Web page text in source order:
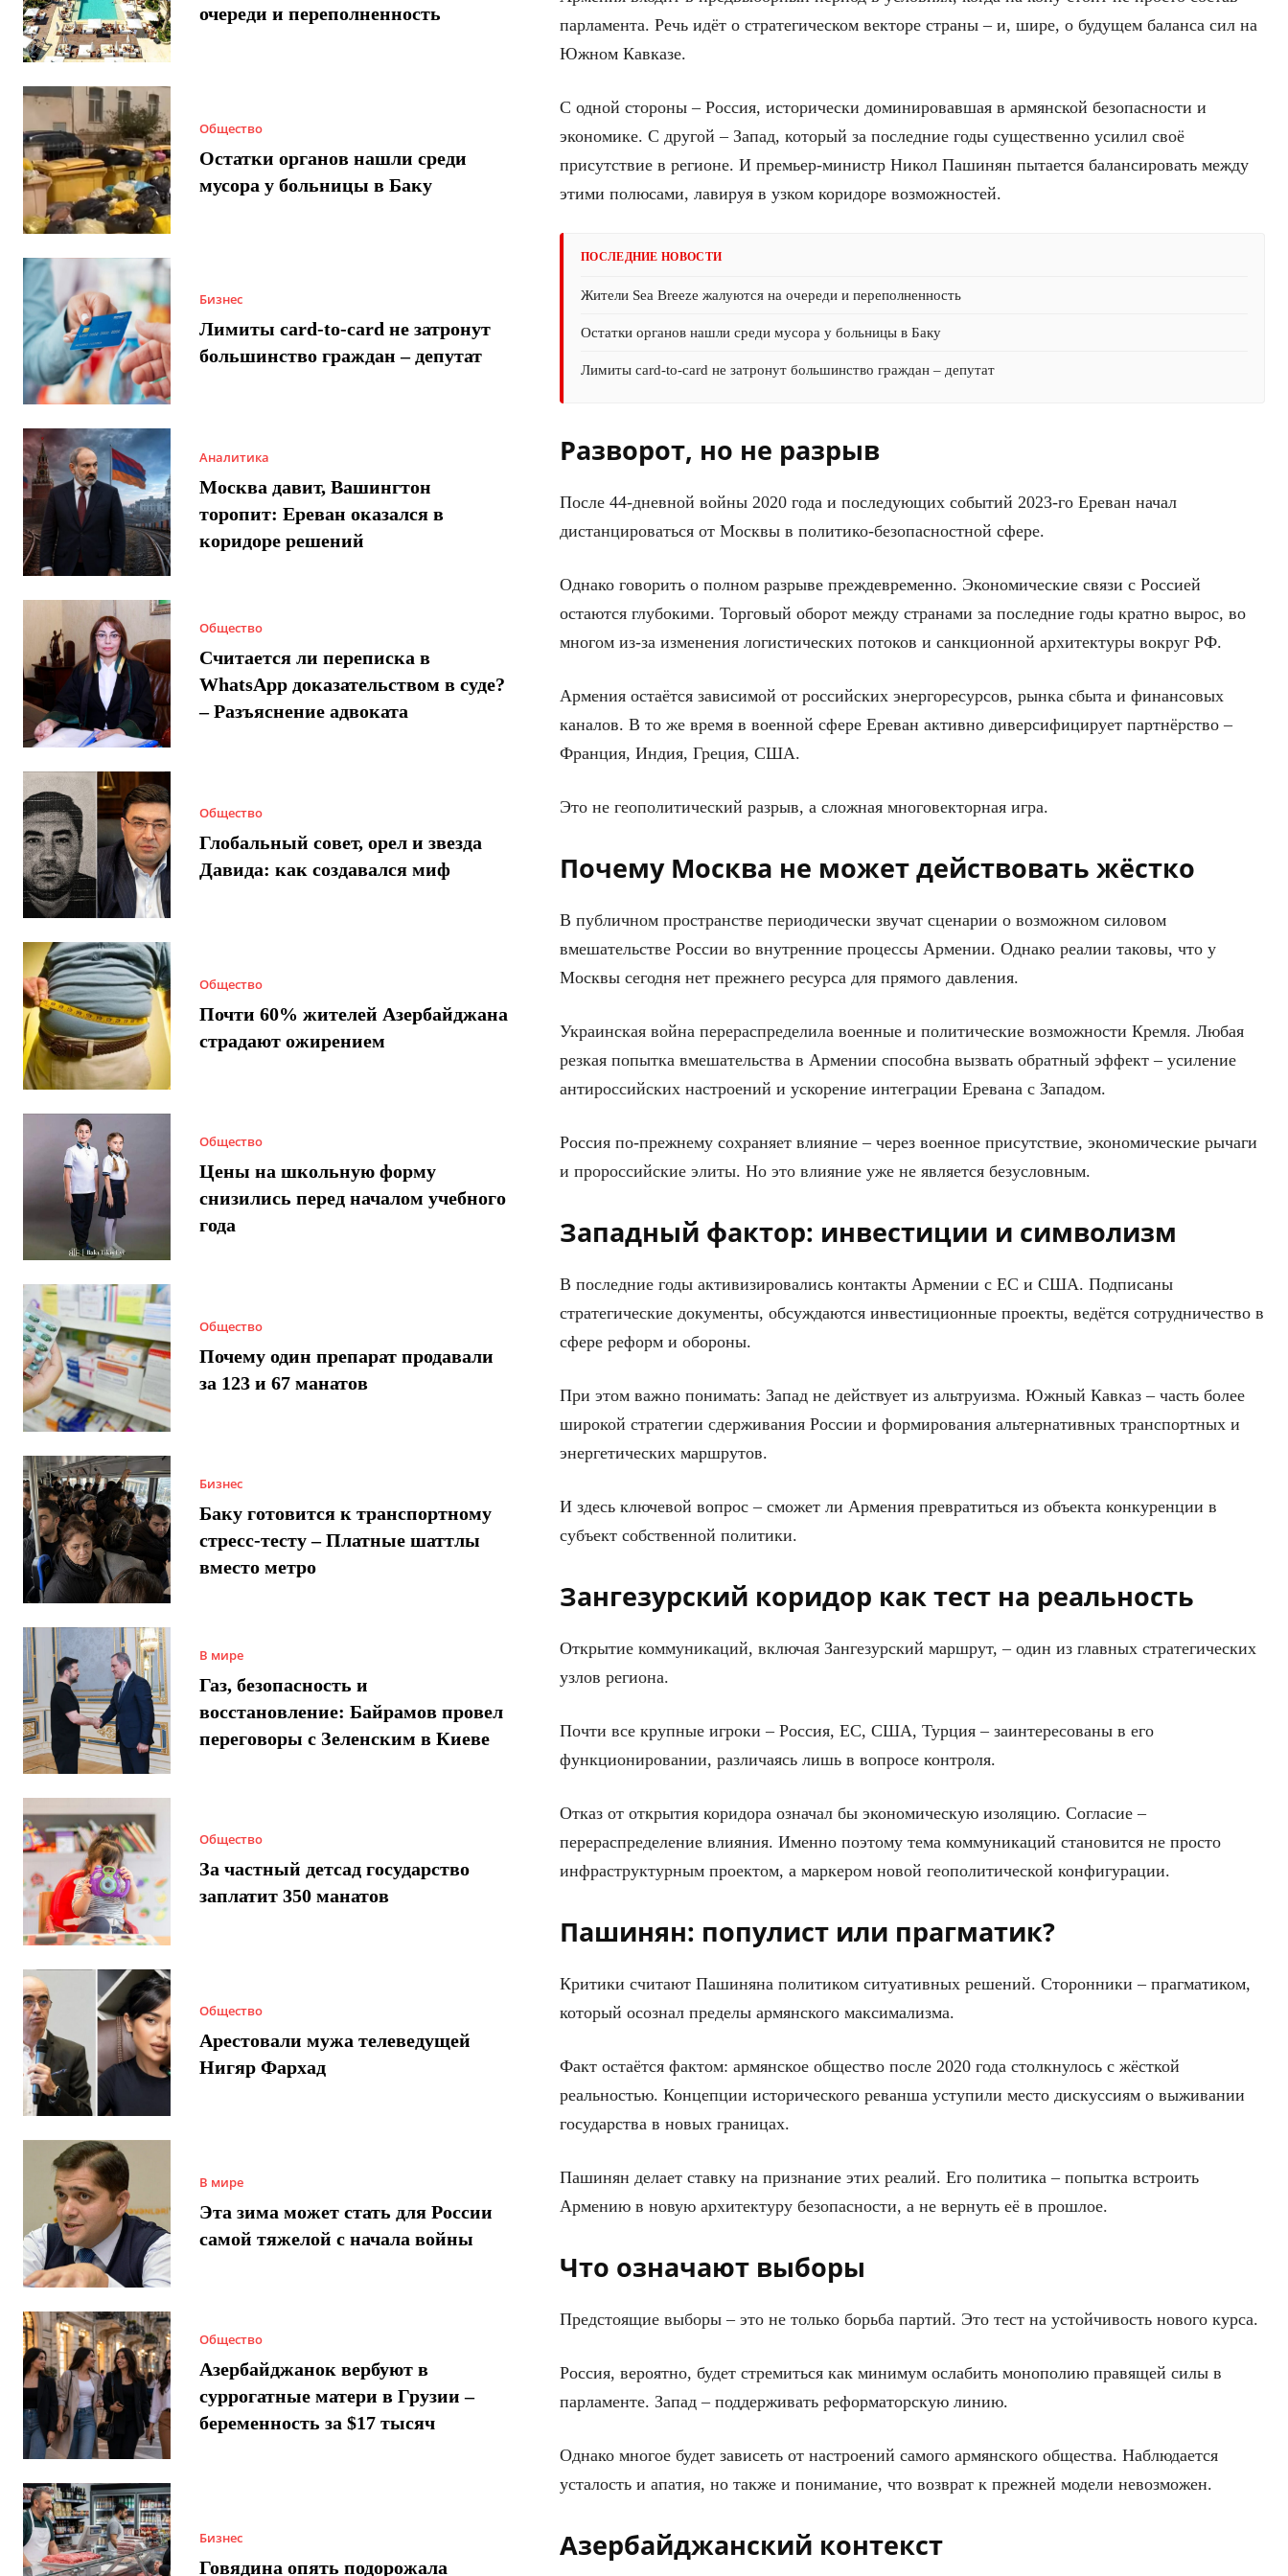
очереди и переполненность
Общество
Остатки органов нашли среди
мусора у больницы в Баку
Бизнес
Лимиты card-to-card не затронут
большинство граждан – депутат
Аналитика
Москва давит, Вашингтон
торопит: Ереван оказался в
коридоре решений
Общество
Считается ли переписка в
WhatsApp доказательством в суде?
– Разъяснение адвоката
Общество
Глобальный совет, орел и звезда
Давида: как создавался миф
Общество
Почти 60% жителей Азербайджана
страдают ожирением
Общество
Цены на школьную форму
снизились перед началом учебного
года
Общество
Почему один препарат продавали
за 123 и 67 манатов
Бизнес
Баку готовится к транспортному
стресс-тесту – Платные шаттлы
вместо метро
В мире
Газ, безопасность и
восстановление: Байрамов провел
переговоры с Зеленским в Киеве
Общество
За частный детсад государство
заплатит 350 манатов
Общество
Арестовали мужа телеведущей
Нигяр Фархад
В мире
Эта зима может стать для России
самой тяжелой с начала войны
Общество
Азербайджанок вербуют в
суррогатные матери в Грузии –
беременность за $17 тысяч
Бизнес
Говядина опять подорожала
парламента. Речь идёт о стратегическом векторе страны – и, шире, о будущем баланса сил на
Южном Кавказе.
С одной стороны – Россия, исторически доминировавшая в армянской безопасности и
экономике. С другой – Запад, который за последние годы существенно усилил своё
присутствие в регионе. И премьер-министр Никол Пашинян пытается балансировать между
этими полюсами, лавируя в узком коридоре возможностей.
ПОСЛЕДНИЕ НОВОСТИ
Жители Sea Breeze жалуются на очереди и переполненность
Остатки органов нашли среди мусора у больницы в Баку
Лимиты card-to-card не затронут большинство граждан – депутат
Разворот, но не разрыв
После 44-дневной войны 2020 года и последующих событий 2023-го Ереван начал
дистанцироваться от Москвы в политико-безопасностной сфере.
Однако говорить о полном разрыве преждевременно. Экономические связи с Россией
остаются глубокими. Торговый оборот между странами за последние годы кратно вырос, во
многом из-за изменения логистических потоков и санкционной архитектуры вокруг РФ.
Армения остаётся зависимой от российских энергоресурсов, рынка сбыта и финансовых
каналов. В то же время в военной сфере Ереван активно диверсифицирует партнёрство –
Франция, Индия, Греция, США.
Это не геополитический разрыв, а сложная многовекторная игра.
Почему Москва не может действовать жёстко
В публичном пространстве периодически звучат сценарии о возможном силовом
вмешательстве России во внутренние процессы Армении. Однако реалии таковы, что у
Москвы сегодня нет прежнего ресурса для прямого давления.
Украинская война перераспределила военные и политические возможности Кремля. Любая
резкая попытка вмешательства в Армении способна вызвать обратный эффект – усиление
антироссийских настроений и ускорение интеграции Еревана с Западом.
Россия по-прежнему сохраняет влияние – через военное присутствие, экономические рычаги
и пророссийские элиты. Но это влияние уже не является безусловным.
Западный фактор: инвестиции и символизм
В последние годы активизировались контакты Армении с ЕС и США. Подписаны
стратегические документы, обсуждаются инвестиционные проекты, ведётся сотрудничество в
сфере реформ и обороны.
При этом важно понимать: Запад не действует из альтруизма. Южный Кавказ – часть более
широкой стратегии сдерживания России и формирования альтернативных транспортных и
энергетических маршрутов.
И здесь ключевой вопрос – сможет ли Армения превратиться из объекта конкуренции в
субъект собственной политики.
Зангезурский коридор как тест на реальность
Открытие коммуникаций, включая Зангезурский маршрут, – один из главных стратегических
узлов региона.
Почти все крупные игроки – Россия, ЕС, США, Турция – заинтересованы в его
функционировании, различаясь лишь в вопросе контроля.
Отказ от открытия коридора означал бы экономическую изоляцию. Согласие –
перераспределение влияния. Именно поэтому тема коммуникаций становится не просто
инфраструктурным проектом, а маркером новой геополитической конфигурации.
Пашинян: популист или прагматик?
Критики считают Пашиняна политиком ситуативных решений. Сторонники – прагматиком,
который осознал пределы армянского максимализма.
Факт остаётся фактом: армянское общество после 2020 года столкнулось с жёсткой
реальностью. Концепции исторического реванша уступили место дискуссиям о выживании
государства в новых границах.
Пашинян делает ставку на признание этих реалий. Его политика – попытка встроить
Армению в новую архитектуру безопасности, а не вернуть её в прошлое.
Что означают выборы
Предстоящие выборы – это не только борьба партий. Это тест на устойчивость нового курса.
Россия, вероятно, будет стремиться как минимум ослабить монополию правящей силы в
парламенте. Запад – поддерживать реформаторскую линию.
Однако многое будет зависеть от настроений самого армянского общества. Наблюдается
усталость и апатия, но также и понимание, что возврат к прежней модели невозможен.
Азербайджанский контекст